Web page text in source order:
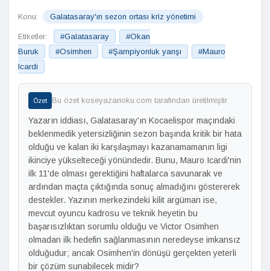
Konu: Galatasaray'ın sezon ortası kriz yönetimi
Etiketler: #Galatasaray
#Okan
Buruk
#Osimhen #Şampiyonluk yarışı
#Mauro
Icardi
Özet Bu özet koseyazarioku.com tarafından üretilmiştir
Yazarın iddiası, Galatasaray'ın Kocaelispor maçındaki
beklenmedik yetersizliğinin sezon başında kritik bir hata
olduğu ve kalan iki karşılaşmayı kazanamamanın ligi
ikinciye yükselteceği yönündedir. Bunu, Mauro Icardi'nin
ilk 11'de olması gerektiğini haftalarca savunarak ve
ardından maçta çıktığında sonuç almadığını göstererek
destekler. Yazının merkezindeki kilit argüman ise,
mevcut oyuncu kadrosu ve teknik heyetin bu
başarısızlıktan sorumlu olduğu ve Victor Osimhen
olmadan ilk hedefin sağlanmasının neredeyse imkansız
olduğudur; ancak Osimhen'in dönüşü gerçekten yeterli
bir çözüm sunabilecek midir?